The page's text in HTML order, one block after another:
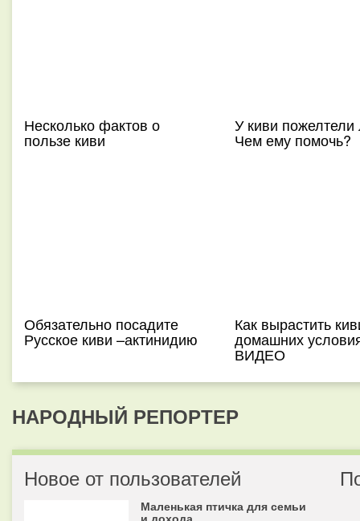
Несколько фактов о
пользе киви
У киви пожелтели
Чем ему помочь?
Обязательно посадите
Русское киви –актинидию
Как вырастить
домашних
ВИДЕО
НАРОДНЫЙ РЕПОРТЕР
Новое от пользователей
Маленькая птичка для семьи
и дохода